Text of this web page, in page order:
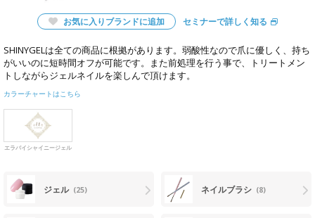
お気に入りブランドに追加 セミナーで詳しく知る
SHINYGELは全ての商品に根拠があります。弱酸性なので爪に優しく、持ち
がいいのに短時間オフが可能です。また前処理を行う事で、トリートメン
トしながらジェルネイルを楽しんで頂けます。
カラーチャートはこちら
エラバイシャイニージェル
ジェル (25) ネイルブラシ (8)